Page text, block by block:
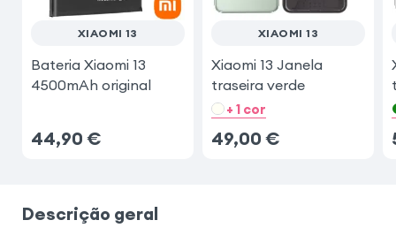
XIAOMI 13
Bateria Xiaomi 13
4500mAh original
44,90 €
XIAOMI 13
Xiaomi 13 Janela
traseira verde
+ 1 cor
49,00 €
Descrição geral